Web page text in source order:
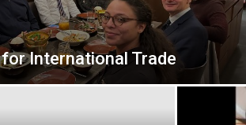
International Trade